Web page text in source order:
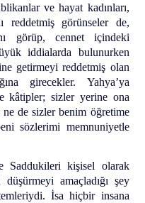
ve hayat kadınları,
reddetmiş görünseler de,
görüp, cennet içindeki
iddialarda bulunurken
getirmeyi reddetmiş olan
girecekler. Yahya’ya
kâtipler; sizler yerine ona
de sizler benim öğretime
sözlerimi memnuniyetle
Saddukileri kişisel olarak
amaçladığı şey
İsa hiçbir insana